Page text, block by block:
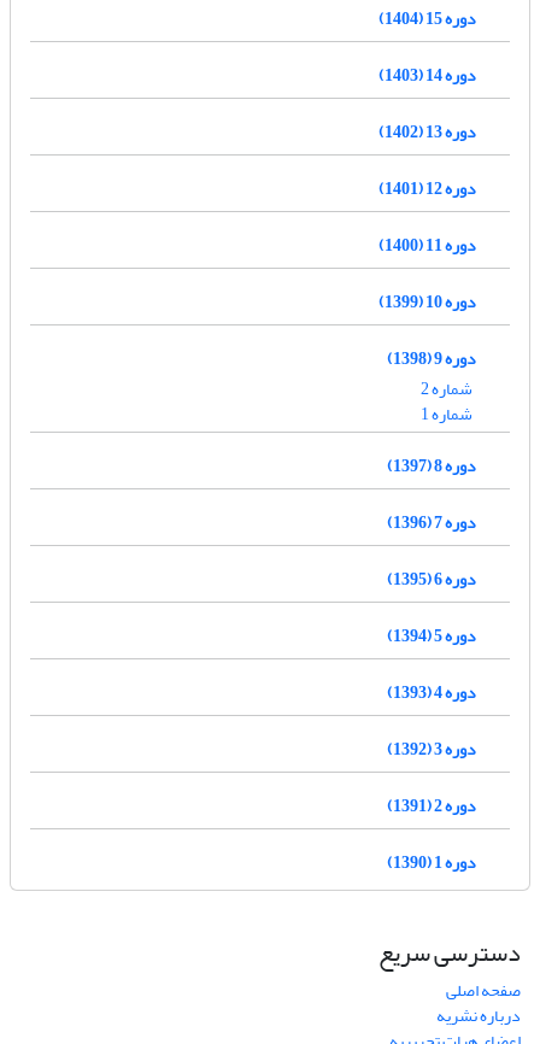
دوره 15 (1404)
دوره 14 (1403)
دوره 13 (1402)
دوره 12 (1401)
دوره 11 (1400)
دوره 10 (1399)
دوره 9 (1398)
شماره 2
شماره 1
دوره 8 (1397)
دوره 7 (1396)
دوره 6 (1395)
دوره 5 (1394)
دوره 4 (1393)
دوره 3 (1392)
دوره 2 (1391)
دوره 1 (1390)
دسترسی سریع
صفحه اصلی
درباره نشریه